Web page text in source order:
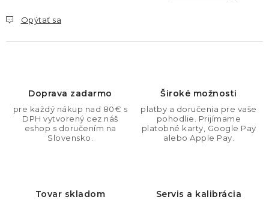
Opýtať sa
Doprava zadarmo
pre každý nákup nad 80€ s
DPH vytvorený cez náš
eshop s doručením na
Slovensko.
Široké možnosti
platby a doručenia pre vaše
pohodlie. Prijímame
platobné karty, Google Pay
alebo Apple Pay.
Tovar skladom Servis a kalibrácia